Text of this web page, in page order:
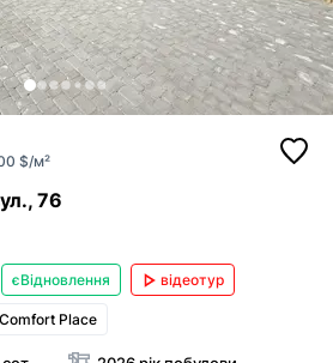
$/м²
76
єВідновлення відеотур
Place